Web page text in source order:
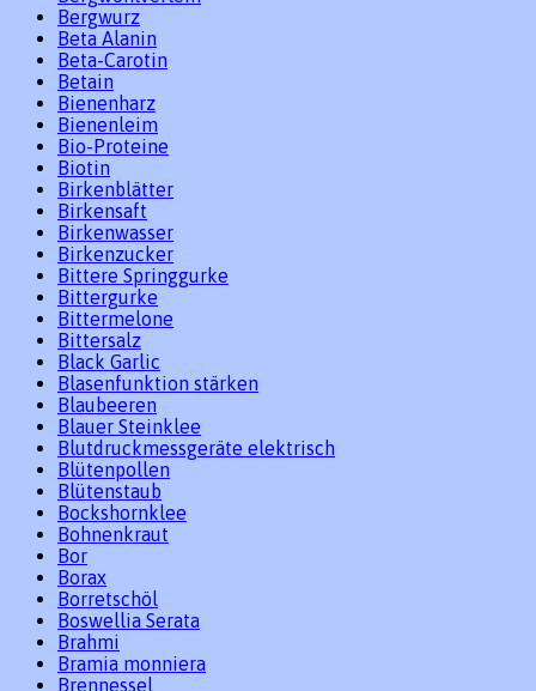
Bergwurz
Beta Alanin
Beta-Carotin
Betain
Bienenharz
Bienenleim
Bio-Proteine
Biotin
Birkenblätter
Birkensaft
Birkenwasser
Birkenzucker
Bittere Springgurke
Bittergurke
Bittermelone
Bittersalz
Black Garlic
Blasenfunktion stärken
Blaubeeren
Blauer Steinklee
Blutdruckmessgeräte elektrisch
Blütenpollen
Blütenstaub
Bockshornklee
Bohnenkraut
Bor
Borax
Borretschöl
Boswellia Serata
Brahmi
Bramia monniera
Brennessel